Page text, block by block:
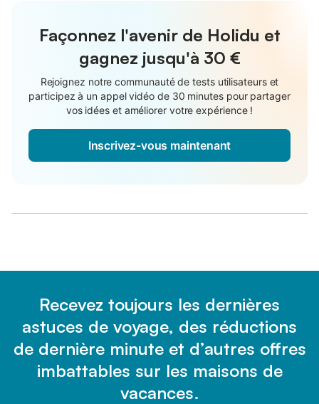
Façonnez l'avenir de Holidu et
gagnez jusqu'à 30 €
Rejoignez notre communauté de tests utilisateurs et
participez à un appel vidéo de 30 minutes pour partager
vos idées et améliorer votre expérience !
Inscrivez-vous maintenant
Recevez toujours les dernières
astuces de voyage, des réductions
de dernière minute et d’autres offres
imbattables sur les maisons de
vacances.